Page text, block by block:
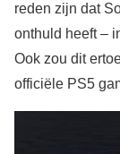
reden zijn dat
onthuld heeft –
Ook zou dit
officiële PS5